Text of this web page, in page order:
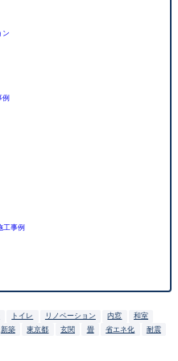
ン
工事例
トイレ リノベーション 内窓
和室
新築 東京都 玄関 畳 省エネ化
耐震